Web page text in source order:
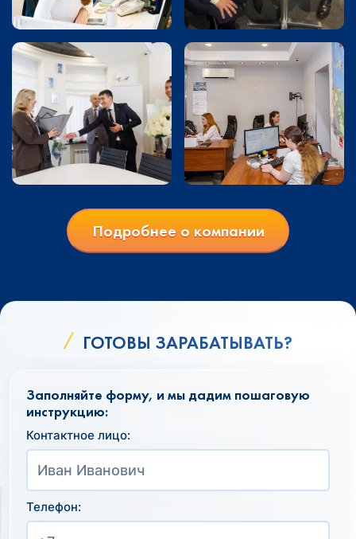
Подробнее о компании
ГОТОВЫ ЗАРАБАТЫВАТЬ?
Заполняйте форму, и мы дадим пошаговую
инструкцию:
Контактное лицо:
Телефон: